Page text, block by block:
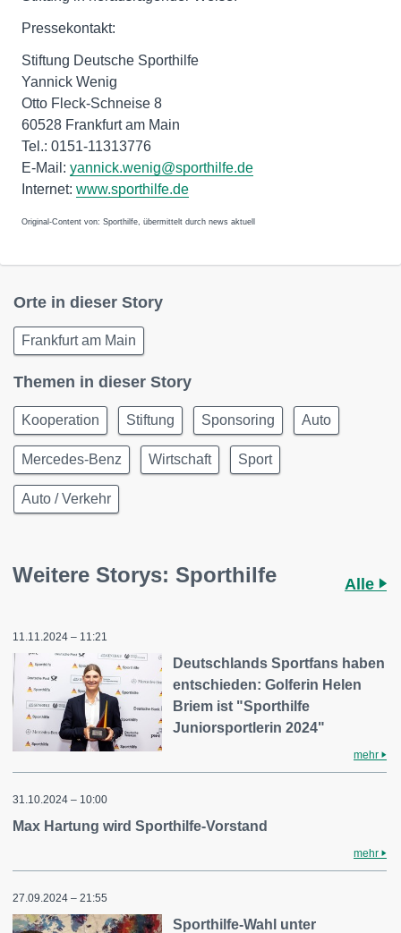
Pressekontakt:
Stiftung Deutsche Sporthilfe
Yannick Wenig
Otto Fleck-Schneise 8
60528 Frankfurt am Main
Tel.: 0151-11313776
E-Mail: yannick.wenig@sporthilfe.de
Internet: www.sporthilfe.de
Original-Content von: Sporthilfe, übermittelt durch news aktuell
Orte in dieser Story
Frankfurt am Main
Themen in dieser Story
Kooperation Stiftung Sponsoring Auto
Mercedes-Benz Wirtschaft Sport
Auto / Verkehr
Weitere Storys: Sporthilfe Alle
11.11.2024 – 11:21
Deutschlands Sportfans haben
entschieden: Golferin Helen
Briem ist "Sporthilfe
Juniorsportlerin 2024"
mehr
31.10.2024 – 10:00
Max Hartung wird Sporthilfe-Vorstand
mehr
27.09.2024 – 21:55
Sporthilfe-Wahl unter